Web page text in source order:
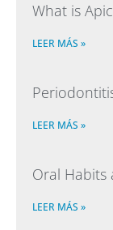
What is
LEER MÁS »
LEER MÁS »
Oral Habits
LEER MÁS »